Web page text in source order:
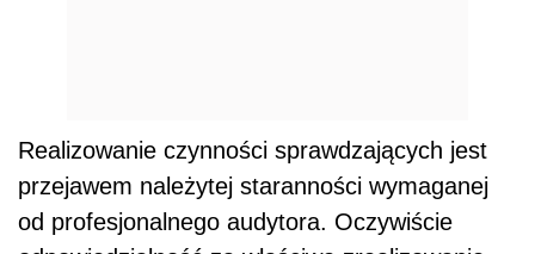
Realizowanie czynności sprawdzających jest
przejawem należytej staranności wymaganej
od profesjonalnego audytora. Oczywiście